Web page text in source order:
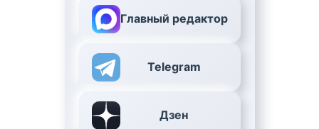
Главный редактор
Telegram
Дзен